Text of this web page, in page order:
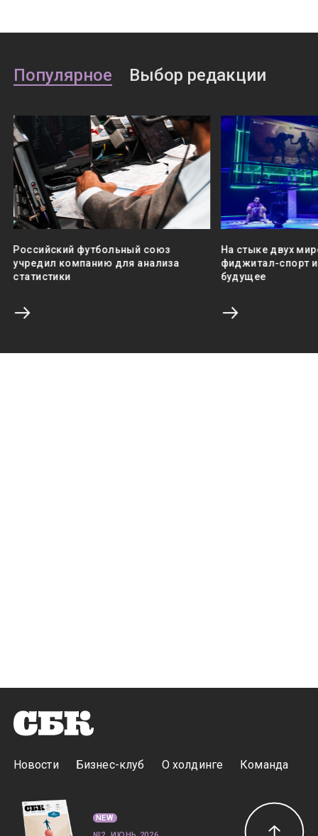
Популярное Выбор редакции
Российский футбольный союз
учредил компанию для анализа
статистики
На стыке двух
фиджитал-спорт
будущее
Новости Бизнес-клуб О холдинге Команда
NEW